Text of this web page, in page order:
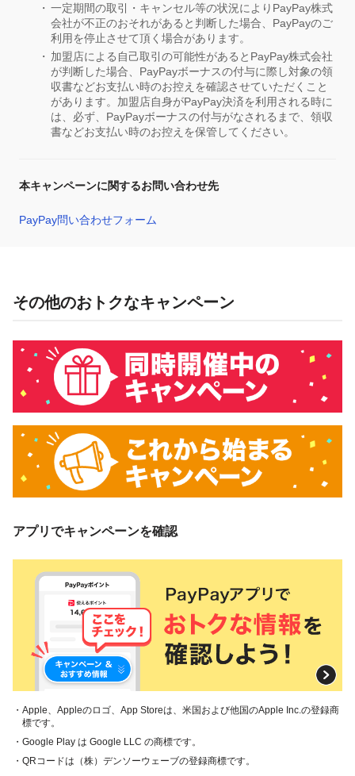
一定期間の取引・キャンセル等の状況によりPayPay株式
会社が不正のおそれがあると判断した場合、PayPayのご
利用を停止させて頂く場合があります。
加盟店による自己取引の可能性があるとPayPay株式会社
が判断した場合、PayPayボーナスの付与に際し対象の領
収書などお支払い時のお控えを確認させていただくこと
があります。加盟店自身がPayPay決済を利用される時に
は、必ず、PayPayボーナスの付与がなされるまで、領収
書などお支払い時のお控えを保管してください。
本キャンペーンに関するお問い合わせ先
PayPay問い合わせフォーム
その他のおトクなキャンペーン
アプリでキャンペーンを確認
・Apple、Appleのロゴ、App Storeは、米国および他国のApple Inc.の登録商
標です。
・Google Play は Google LLC の商標です。
・QRコードは（株）デンソーウェーブの登録商標です。